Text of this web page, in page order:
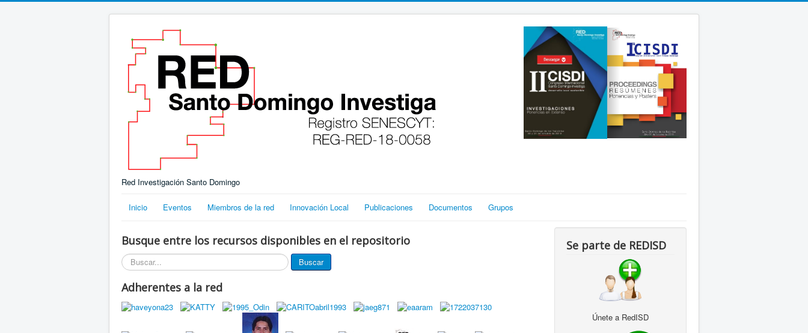
Red Investigación Santo Domingo
Inicio Eventos Miembros de la red Innovación Local Publicaciones Documentos Grupos
Busque entre los recursos disponibles en el repositorio
Buscar... Buscar
Adherentes a la red
Se parte de REDISD
Únete a RedISD